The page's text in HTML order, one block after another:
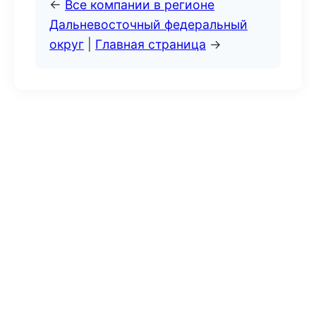
← Все компании в регионе
Дальневосточный федеральный
округ
Главная страница →